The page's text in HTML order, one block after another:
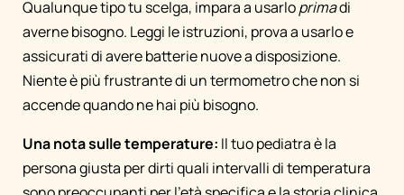
Qualunque tipo tu scelga, impara a usarloprimadi
averne bisogno. Leggi le istruzioni, prova a usarlo e
assicurati di avere batterie nuove a disposizione.
Niente è più frustrante di un termometro che non si
accende quando ne hai più bisogno.
Una nota sulle temperature: Il tuo pediatra è la
persona giusta per dirti quali intervalli di temperatura